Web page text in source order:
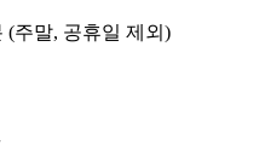
(주말, 공휴일 제외)